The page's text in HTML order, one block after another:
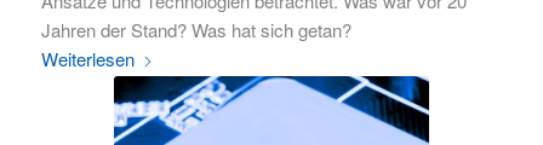
Jahren der Stand? Was hat sich getan?
Weiterlesen